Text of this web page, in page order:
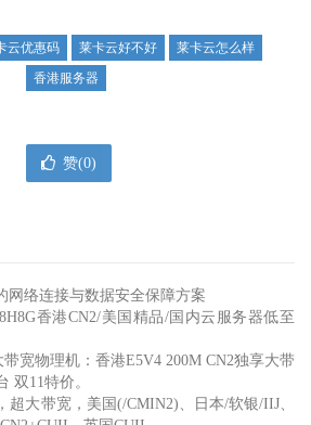
云优惠码 莱卡云好不好
莱卡云怎么样
香港服务器
赞(0)
网络连接与数据安全保障方案
香港CN2/美国精品/国内云服务器低至
宽物理机：香港E5V4 200M CN2独享大带
双11特价。
超大带宽，美国(/CMIN2)、日本/软银/IIJ、